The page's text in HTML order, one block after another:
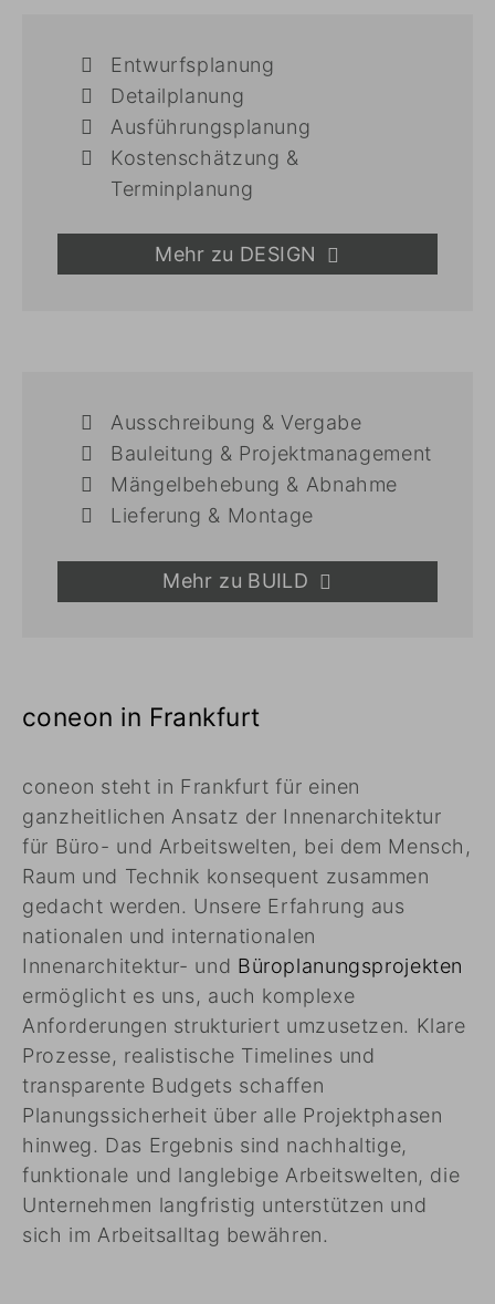
Entwurfsplanung
Detailplanung
Ausführungsplanung
Kostenschätzung &
Terminplanung
Mehr zu DESIGN
Ausschreibung & Vergabe
Bauleitung & Projektmanagement
Mängelbehebung & Abnahme
Lieferung & Montage
Mehr zu BUILD
coneon in Frankfurt
coneon steht in Frankfurt für einen
ganzheitlichen Ansatz der Innenarchitektur
für Büro- und Arbeitswelten, bei dem Mensch,
Raum und Technik konsequent zusammen
gedacht werden. Unsere Erfahrung aus
nationalen und internationalen
Innenarchitektur- und Büroplanungsprojekten
ermöglicht es uns, auch komplexe
Anforderungen strukturiert umzusetzen. Klare
Prozesse, realistische Timelines und
transparente Budgets schaffen
Planungssicherheit über alle Projektphasen
hinweg. Das Ergebnis sind nachhaltige,
funktionale und langlebige Arbeitswelten, die
Unternehmen langfristig unterstützen und
sich im Arbeitsalltag bewähren.